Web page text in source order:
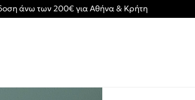
άνω των 200€ για Αθήνα & Κρήτη